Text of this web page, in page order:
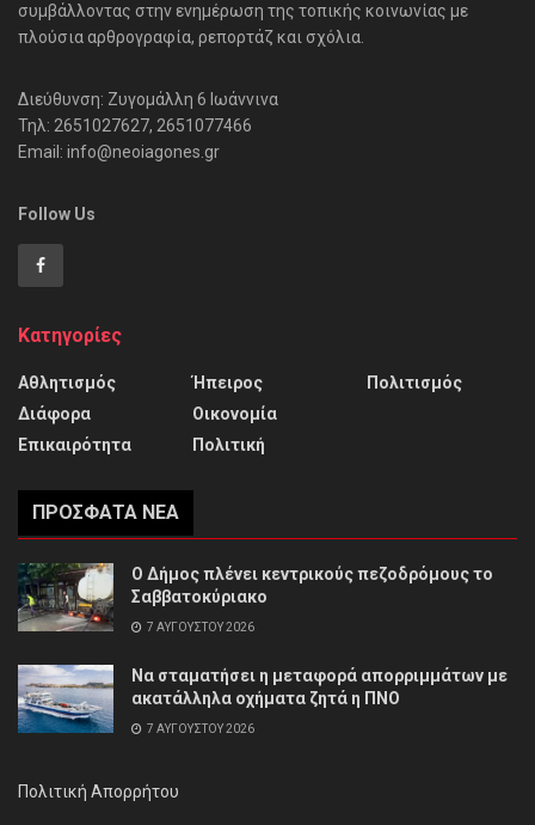
συμβάλλοντας στην ενημέρωση της τοπικής κοινωνίας με
πλούσια αρθρογραφία, ρεπορτάζ και σχόλια.
Διεύθυνση: Ζυγομάλλη 6 Ιωάννινα
Τηλ: 2651027627, 2651077466
Email: info@neoiagones.gr
Follow Us
Κατηγορίες
Αθλητισμός
Διάφορα
Επικαιρότητα
Ήπειρος
Οικονομία
Πολιτική
Πολιτισμός
ΠΡΌΣΦΑΤΑ ΝΈΑ
Ο Δήμος πλένει κεντρικούς πεζοδρόμους το
Σαββατοκύριακο
7 ΑΥΓΟΎΣΤΟΥ 2026
Να σταματήσει η μεταφορά απορριμμάτων με
ακατάλληλα οχήματα ζητά η ΠΝΟ
7 ΑΥΓΟΎΣΤΟΥ 2026
Πολιτική Απορρήτου